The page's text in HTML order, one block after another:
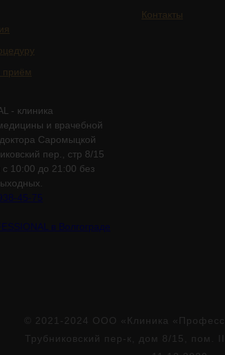
приём
Контакты
- клиника
и врачебной
Саромыцкой
пер., стр 8/15
10:00 до 21:00 без
45-75
в Волгограде
© 2021-2024 ООО «Клиника
Трубниковский пер-к, дом 8/15, пом.